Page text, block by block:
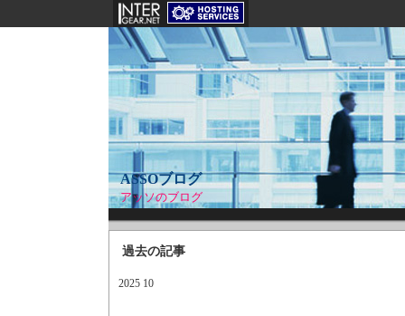
ASSOブログ
アッソのブログ
過去の記事
2025 10